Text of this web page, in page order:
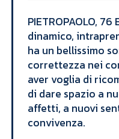
​PIETROPAOLO,
dinamico,
ha un bellissimo
correttezza nei
aver voglia di
di dare spazio a
affetti, a nuovi
convivenza. ​